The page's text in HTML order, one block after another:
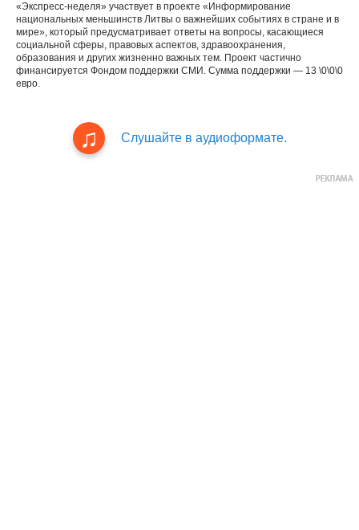
«Экспресс-неделя» участвует в проекте «Информирование
национальных меньшинств Литвы о важнейших событиях в стране и в
мире», который предусматривает ответы на вопросы, касающиеся
социальной сферы, правовых аспектов, здравоохранения,
образования и других жизненно важных тем. Проект частично
финансируется Фондом поддержки СМИ. Сумма поддержки — 13 \0\0\0
евро.
Слушайте в аудиоформате.